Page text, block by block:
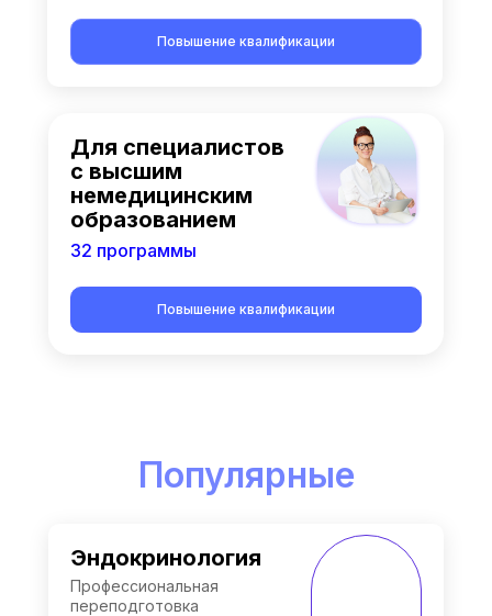
Повышение квалификации
Для специалистов
с высшим
немедицинским
образованием
Повышение квалификации
32 программы
Популярные
курсы
Эндокринология
Профессиональная
переподготовка